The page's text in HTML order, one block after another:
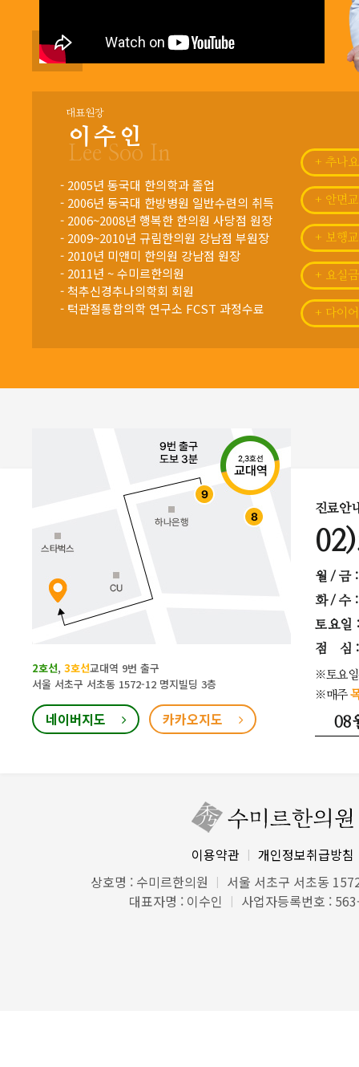
대표원장
이수인
Lee Soo In
- 2005년 동국대 한의학과 졸업
- 2006년 동국대 한방병원 일반수련의 취득
- 2006~2008년 행복한 한의원 사당점 원장
- 2009~2010년 규림한의원 강남점 부원장
- 2010년 미앤미 한의원 강남점 원장
- 2011년 ~ 수미르한의원
- 척추신경추나의학회 회원
- 턱관절통합의학 연구소 FCST 과정수료
+ 추나
+ 안면
+ 보행
+ 요실금
+ 다이
2호선, 3호선교대역 9번 출구
서울 서초구 서초동 1572-12 명지빌딩 3층
네이버지도 카카오지도
진료안
월 / 금
화 / 수
토요일
점 심 :
※토요일
※매주
08
이용약관 |
개인정보취급방침
상호명 : 수미르한의원
|
서울 서초구 서초동
대표자명 : 이수인
| 사업자등록번호 :